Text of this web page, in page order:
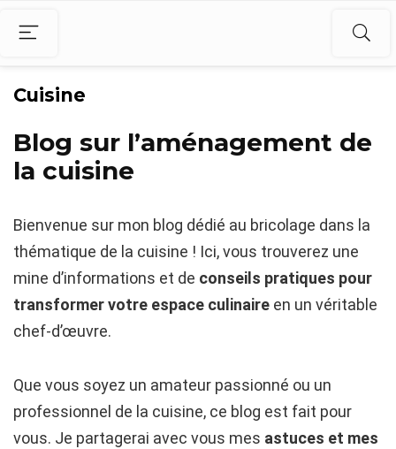
Cuisine
Blog sur l’aménagement de
la cuisine
Bienvenue sur mon blog dédié au bricolage dans la
thématique de la cuisine ! Ici, vous trouverez une
mine d’informations et de conseils pratiques pour
transformer votre espace culinaire en un véritable
chef-d’œuvre.
Que vous soyez un amateur passionné ou un
professionnel de la cuisine, ce blog est fait pour
vous. Je partagerai avec vous mes astuces et mes